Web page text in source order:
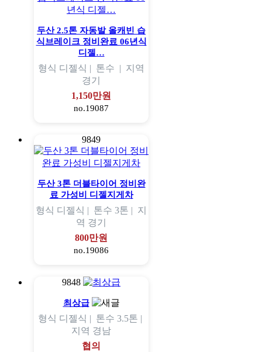
두산 2.5톤 자동발 올캐빈 습
식브레이크 정비완료 06년식
디젤…
형식 디젤식 | 톤수 | 지역
경기
1,150만원
no.19087
9849
두산 3톤 더블타이어 정비완
료 가성비 디젤지게차
형식 디젤식 | 톤수 3톤 | 지
역 경기
800만원
no.19086
9848
최상급
형식 디젤식 | 톤수 3.5톤 |
지역 경남
협의